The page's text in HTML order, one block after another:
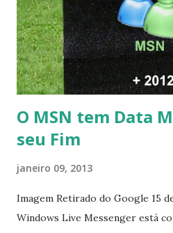
O MSN tem Data
seu Fim
janeiro 09, 2013
Imagem Retirado do Google 15
Windows Live Messenger está